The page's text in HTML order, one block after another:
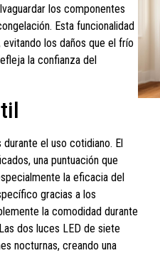
los componentes
Esta funcionalidad
los daños que el frío
la confianza del
el uso cotidiano. El
una puntuación que
la eficacia del
gracias a los
la comodidad durante
dos luces LED de siete
nocturnas, creando una